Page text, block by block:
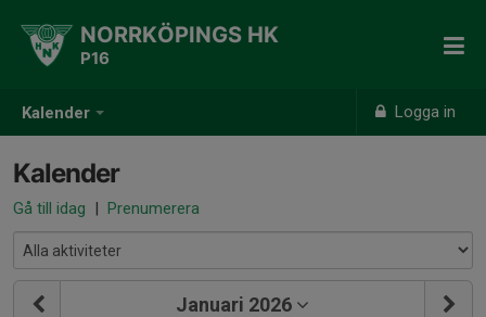
Kalender Logga in
NORRKÖPINGS HK
P16
Kalender
Gå till idag | Prenumerera
Januari 2026